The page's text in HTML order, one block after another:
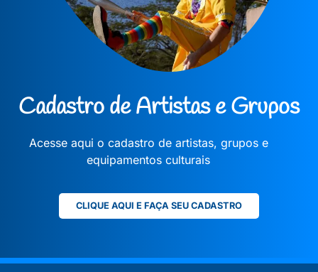
Cadastro de Artistas e Grupos
Acesse aqui o cadastro de artistas, grupos e
equipamentos culturais
CLIQUE AQUI E FAÇA SEU CADASTRO